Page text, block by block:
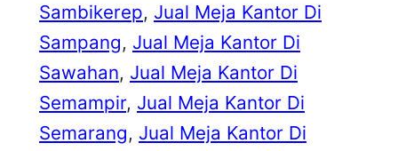
Sambikerep, Jual Meja Kantor Di
Sampang, Jual Meja Kantor Di
Sawahan, Jual Meja Kantor Di
Semampir, Jual Meja Kantor Di
Semarang, Jual Meja Kantor Di